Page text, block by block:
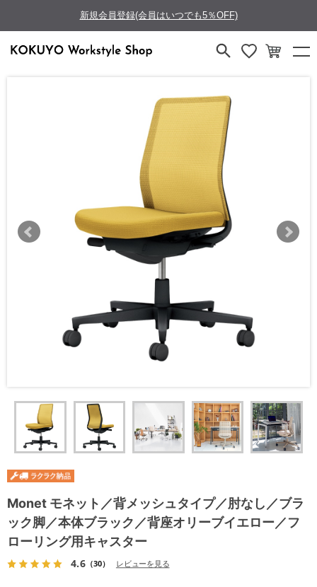
新規会員登録(会員はいつでも5％OFF)
Monet モネット／背メッシュタイプ／肘なし／ブラ
ック脚／本体ブラック／背座オリーブイエロー／フ
ローリング用キャスター
4.6（30） レビューを見る